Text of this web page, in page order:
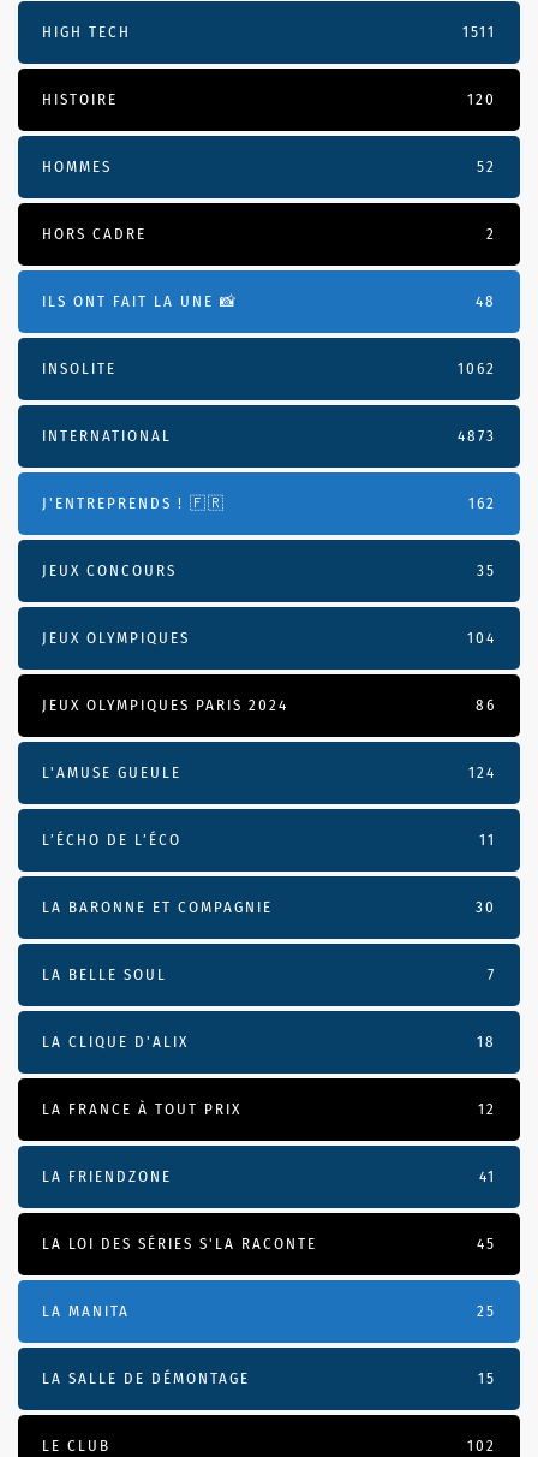
HIGH TECH 1511
HISTOIRE 120
HOMMES 52
HORS CADRE 2
ILS ONT FAIT LA UNE 📸 48
INSOLITE 1062
INTERNATIONAL 4873
J'ENTREPRENDS ! 🇫🇷 162
JEUX CONCOURS 35
JEUX OLYMPIQUES 104
JEUX OLYMPIQUES PARIS 2024 86
L'AMUSE GUEULE 124
L’ÉCHO DE L’ÉCO 11
LA BARONNE ET COMPAGNIE 30
LA BELLE SOUL 7
LA CLIQUE D'ALIX 18
LA FRANCE À TOUT PRIX 12
LA FRIENDZONE 41
LA LOI DES SÉRIES S'LA RACONTE 45
LA MANITA 25
LA SALLE DE DÉMONTAGE 15
LE CLUB 102